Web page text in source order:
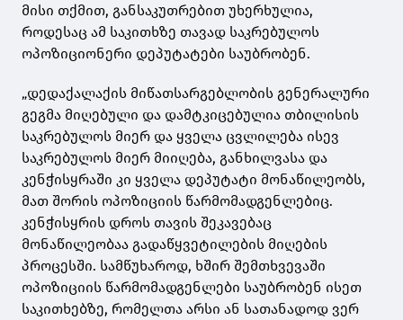
მისი თქმით, განსაკუთრებით უხერხულია,
როდესაც ამ საკითხზე თავად საკრებულოს
ოპოზიციონერი დეპუტატები საუბრობენ.
„დედაქალაქის მიწათსარგებლობის გენერალური
გეგმა მიღებული და დამტკიცებულია თბილისის
საკრებულოს მიერ და ყველა ცვლილება ისევ
საკრებულოს მიერ მიიღება, განხილვასა და
კენჭისყრაში კი ყველა დეპუტატი მონაწილეობს,
მათ შორის ოპოზიციის წარმომადგენლებიც.
კენჭისყრის დროს თავის შეკავებაც
მონაწილეობაა გადაწყვეტილების მიღების
პროცესში. სამწუხაროდ, ხშირ შემთხვევაში
ოპოზიციის წარმომადგენლები საუბრობენ ისეთ
საკითხებზე, რომელთა არსი ან სათანადოდ ვერ